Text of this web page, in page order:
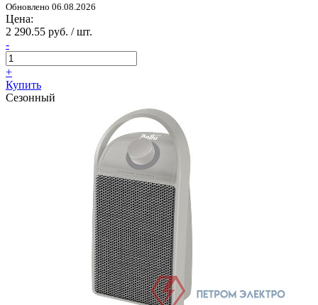
Обновлено 06.08.2026
Цена:
2 290.55 руб. / шт.
-
+
Купить
Сезонный